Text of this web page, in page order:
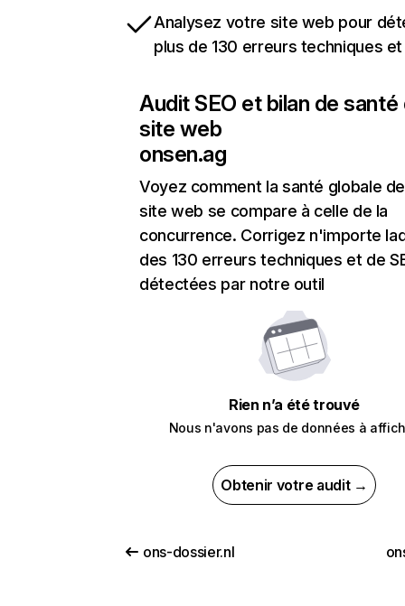
Analysez votre site web pour
plus de 130 erreurs techniques et
Audit SEO et bilan de santé
site web
onsen.ag
Voyez comment la santé globale
site web se compare à celle de la
concurrence. Corrigez n'importe
des 130 erreurs techniques et de
détectées par notre outil
Rien n’a été trouvé
Nous n'avons pas de données à
Obtenir votre audit →
ons-dossier.nl